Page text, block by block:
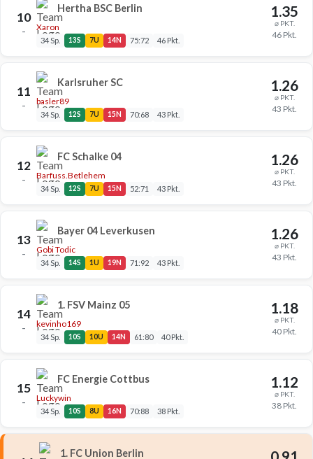
10
–
Hertha BSC Berlin
Xaron
34 Sp. 13S 7U 14N 75:72 46 Pkt.
1.35
⌀ PKT.
46 Pkt.
11
–
Karlsruher SC
basler89
34 Sp. 12S 7U 15N 70:68 43 Pkt.
1.26
⌀ PKT.
43 Pkt.
12
–
FC Schalke 04
Barfuss.Betlehem
34 Sp. 12S 7U 15N 52:71 43 Pkt.
1.26
⌀ PKT.
43 Pkt.
13
–
Bayer 04 Leverkusen
Gobi Todic
34 Sp. 14S 1U 19N 71:92 43 Pkt.
1.26
⌀ PKT.
43 Pkt.
14
–
1. FSV Mainz 05
kevinho169
34 Sp. 10S 10U 14N 61:80 40 Pkt.
1.18
⌀ PKT.
40 Pkt.
15
–
FC Energie Cottbus
Luckywin
34 Sp. 10S 8U 16N 70:88 38 Pkt.
1.12
⌀ PKT.
38 Pkt.
1. FC Union Berlin 0.91